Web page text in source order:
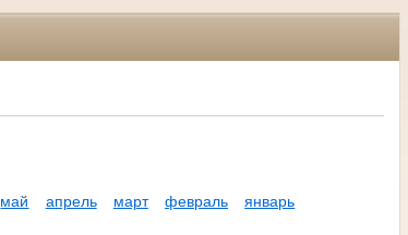
май апрель март февраль
январь